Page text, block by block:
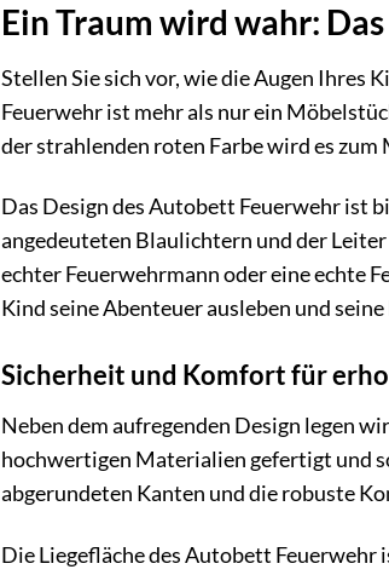
Ein Traum wird wahr:
Stellen Sie sich vor, wie die Augen Ihres
Feuerwehr ist mehr als nur ein
der strahlenden roten Farbe wird es
Das Design des Autobett Feuerwehr ist
angedeuteten Blaulichtern und der Leiter
echter Feuerwehrmann oder eine echte
Kind seine Abenteuer ausleben und
Sicherheit und Komfort für
Neben dem aufregenden Design legen
hochwertigen Materialien gefertigt und
abgerundeten Kanten und die robuste
Die Liegefläche des Autobett